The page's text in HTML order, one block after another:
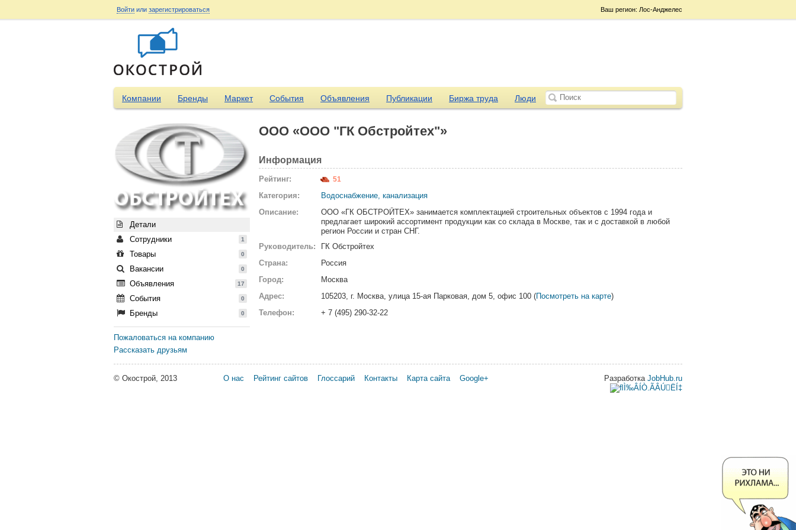
Ваш регион: Лос-Анджелес
Войти или зарегистрироваться
Компании Бренды Маркет События Объявления Публикации Биржа труда Люди
Детали
Сотрудники
1
Товары 0
Вакансии 0
Объявления 17
События 0
Бренды 0
Пожаловаться на компанию
Рассказать друзьям
ООО «ООО "ГК Обстройтех"»
Информация
Рейтинг: 51
Категория:
Водоснабжение, канализация
Описание:
ООО «ГК ОБСТРОЙТЕХ» занимается комплектацией строительных объектов с 1994 года и
предлагает широкий ассортимент продукции как со склада в Москве, так и с доставкой в любой
регион России и стран СНГ.
Руководитель:
ГК Обстройтех
Страна:
Россия
Город:
Москва
Адрес:
105203, г. Москва, улица 15-ая Парковая, дом 5, офис 100 (Посмотреть на карте)
Телефон:
+ 7 (495) 290-32-22
© Окострой, 2013 О нас Рейтинг сайтов Глоссарий Контакты Карта сайта Google+ Разработка JobHub.ru